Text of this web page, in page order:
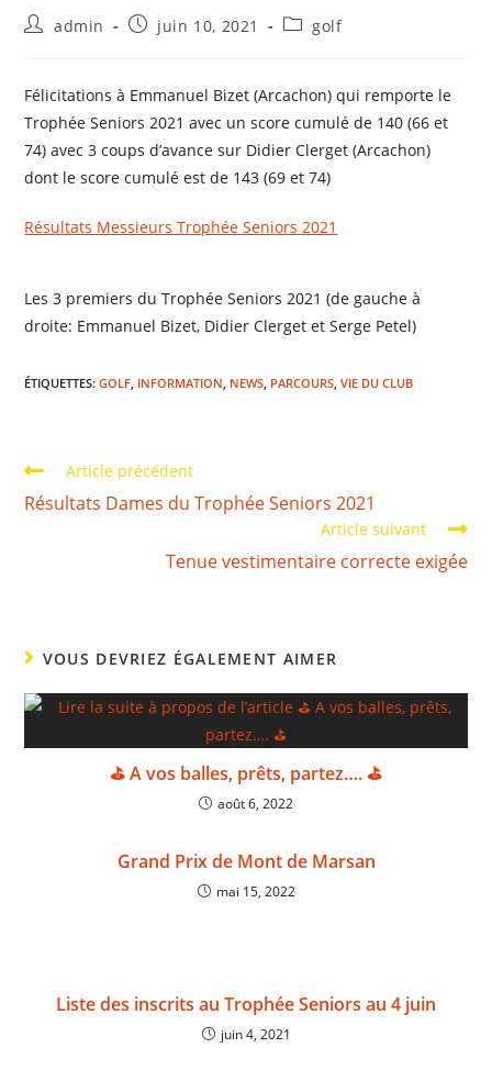
admin juin 10, 2021 golf
Félicitations à Emmanuel Bizet (Arcachon) qui remporte le
Trophée Seniors 2021 avec un score cumulé de 140 (66 et
74) avec 3 coups d’avance sur Didier Clerget (Arcachon)
dont le score cumulé est de 143 (69 et 74)
Résultats Messieurs Trophée Seniors 2021
Les 3 premiers du Trophée Seniors 2021 (de gauche à
droite: Emmanuel Bizet, Didier Clerget et Serge Petel)
ÉTIQUETTES:GOLF, INFORMATION, NEWS, PARCOURS, VIE DU CLUB
Article précédent
Résultats Dames du Trophée Seniors 2021
Article suivant
Tenue vestimentaire correcte exigée
VOUS DEVRIEZ ÉGALEMENT AIMER
⛳ A vos balles, prêts, partez…. ⛳
août 6, 2022
Grand Prix de Mont de Marsan
mai 15, 2022
Liste des inscrits au Trophée Seniors au 4 juin
juin 4, 2021